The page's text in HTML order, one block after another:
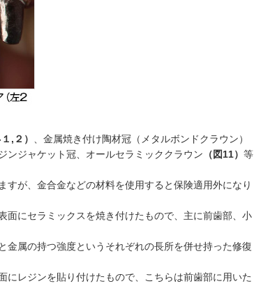
,２）
、金属焼き付け陶材冠（メタルボンドクラウン）
ジンジャケット冠、オールセラミッククラウン （図11） 等
すが、金合金などの材料を使用すると保険適用外になり
面にセラミックスを焼き付けたもので、主に前歯部、小
金属の持つ強度というそれぞれの長所を併せ持った修復
にレジンを貼り付けたもので、こちらは前歯部に用いた